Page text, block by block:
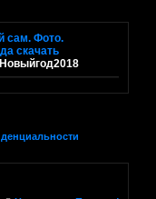
сам. Фото.
скачать